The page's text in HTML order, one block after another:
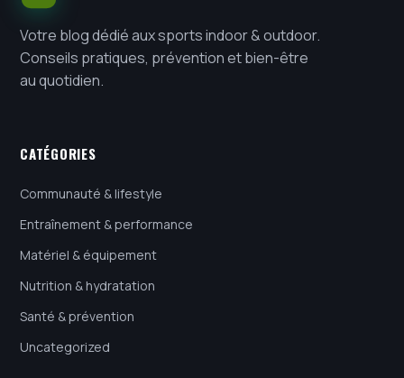
Votre blog dédié aux sports indoor & outdoor.
Conseils pratiques, prévention et bien-être
au quotidien.
CATÉGORIES
Communauté & lifestyle
Entraînement & performance
Matériel & équipement
Nutrition & hydratation
Santé & prévention
Uncategorized